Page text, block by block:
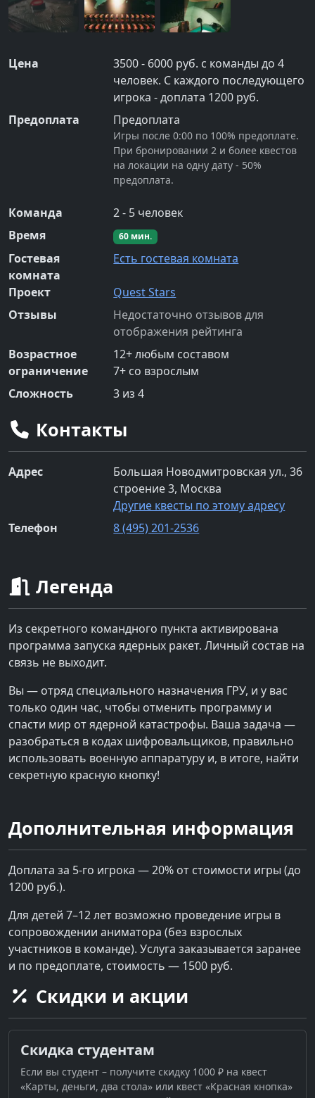
Цена
3500 - 6000 руб. с команды до 4
человек. С каждого последующего
игрока - доплата 1200 руб.
Предоплата
Предоплата
Игры после 0:00 по 100% предоплате.
При бронировании 2 и более квестов
на локации на одну дату - 50%
предоплата.
Команда 2- 5 человек
Время
60 мин.
Гостевая
комната
Есть гостевая комната
Проект
Quest Stars
Отзывы
Недостаточно отзывов для
отображения рейтинга
Возрастное
ограничение
12+любым составом
7+ со взрослым
Сложность
3 из 4
Контакты
Адрес
Большая Новодмитровская ул., 36
строение 3, Москва
Другие квесты по этому адресу
Телефон
8 (495) 201-2536
Легенда
Из секретного командного пункта активирована
программа запуска ядерных ракет. Личный состав на
связь не выходит.
Вы — отряд специального назначения ГРУ, и у вас
только один час, чтобы отменить программу и
спасти мир от ядерной катастрофы. Ваша задача —
разобраться в кодах шифровальщиков, правильно
использовать военную аппаратуру и, в итоге, найти
секретную красную кнопку!
Дополнительная информация
Доплата за 5-го игрока — 20% от стоимости игры (до
1200 руб.).
Для детей 7–12 лет возможно проведение игры в
сопровождении аниматора (без взрослых
участников в команде). Услуга заказывается заранее
и по предоплате, стоимость — 1500 руб.
Скидки и акции
Скидка студентам
Если вы студент – получите скидку 1000 ₽ на квест
«Карты, деньги, два стола» или квест «Красная кнопка»